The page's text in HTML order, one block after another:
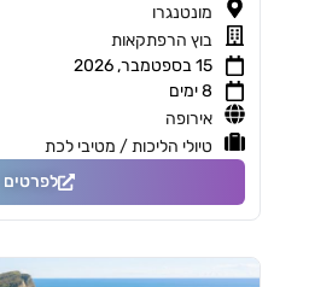
מונטנגרו
בוץ הרפתקאות
15 בספטמבר, 2026
8 ימים
אירופה
טיולי הליכות / מטיבי לכת
לפרטים